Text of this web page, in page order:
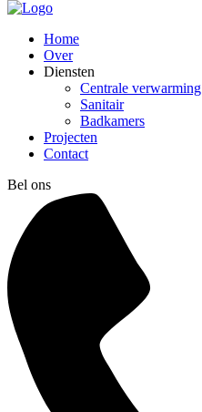
Home
Over
Diensten
Centrale verwarming
Sanitair
Badkamers
Projecten
Contact
Bel ons